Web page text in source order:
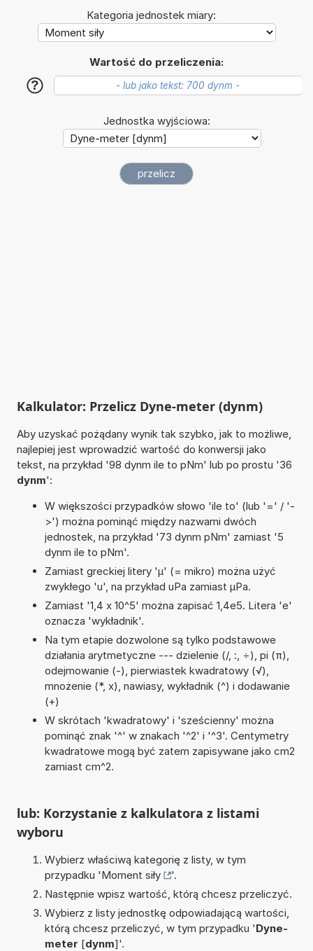
Kategoria jednostek miary:
Wartość do przeliczenia:
?
Jednostka wyjściowa:
Kalkulator: Przelicz Dyne-meter (dynm)
Aby uzyskać pożądany wynik tak szybko, jak to możliwe,
najlepiej jest wprowadzić wartość do konwersji jako
tekst, na przykład '98 dynm ile to pNm' lub po prostu '36
dynm':
W większości przypadków słowo 'ile to' (lub '=' / '-
>') można pominąć między nazwami dwóch
jednostek, na przykład '73 dynm pNm' zamiast '5
dynm ile to pNm'.
Zamiast greckiej litery 'µ' (= mikro) można użyć
zwykłego 'u', na przykład uPa zamiast µPa.
Zamiast '1,4 x 10^5' można zapisać 1,4e5. Litera 'e'
oznacza 'wykładnik'.
Na tym etapie dozwolone są tylko podstawowe
działania arytmetyczne --- dzielenie (/, :, ÷), pi (π),
odejmowanie (-), pierwiastek kwadratowy (√),
mnożenie (*, x), nawiasy, wykładnik (^) i dodawanie
(+)
W skrótach 'kwadratowy' i 'sześcienny' można
pominąć znak '^' w znakach '^2' i '^3'. Centymetry
kwadratowe mogą być zatem zapisywane jako cm2
zamiast cm^2.
lub: Korzystanie z kalkulatora z listami
wyboru
Wybierz właściwą kategorię z listy, w tym
przypadku 'Moment siły
'.
Następnie wpisz wartość, którą chcesz przeliczyć.
Wybierz z listy jednostkę odpowiadającą wartości,
którą chcesz przeliczyć, w tym przypadku 'Dyne-
meter [dynm]'.